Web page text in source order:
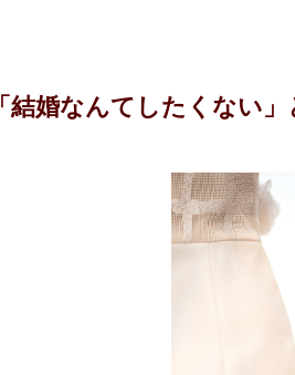
「結婚なんてしたくない